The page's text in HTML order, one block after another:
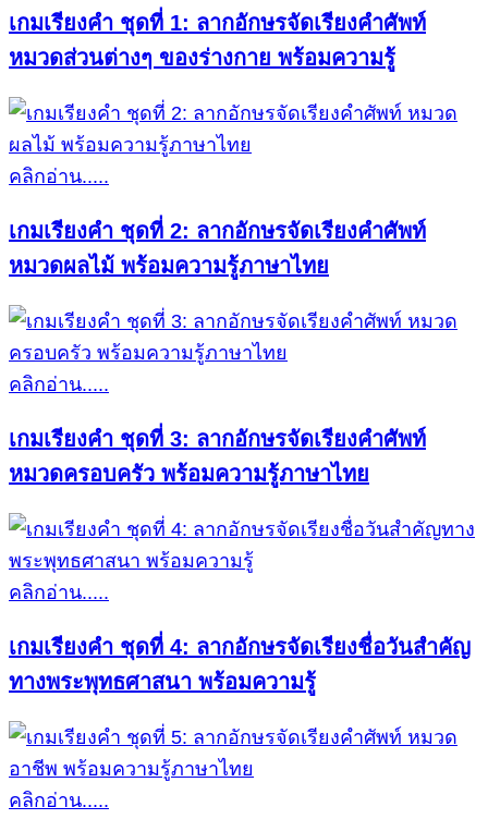
เกมเรียงคำ ชุดที่ 1: ลากอักษรจัดเรียงคำศัพท์
หมวดส่วนต่างๆ ของร่างกาย พร้อมความรู้
คลิกอ่าน.....
เกมเรียงคำ ชุดที่ 2: ลากอักษรจัดเรียงคำศัพท์
หมวดผลไม้ พร้อมความรู้ภาษาไทย
คลิกอ่าน.....
เกมเรียงคำ ชุดที่ 3: ลากอักษรจัดเรียงคำศัพท์
หมวดครอบครัว พร้อมความรู้ภาษาไทย
คลิกอ่าน.....
เกมเรียงคำ ชุดที่ 4: ลากอักษรจัดเรียงชื่อวันสำคัญ
ทางพระพุทธศาสนา พร้อมความรู้
คลิกอ่าน.....